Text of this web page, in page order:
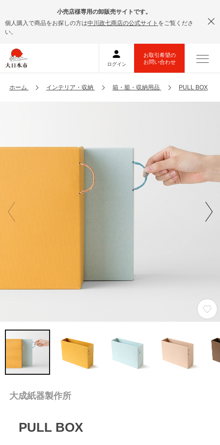
小売店様専用の卸販売サイトです。
個人購入で商品をお探しの方は中川政七商店の公式サイト をご覧くださ
い。
ホーム インテリア・収納 箱・籠・収納用品 PULL BOX
大成紙器製作所
PULL BOX